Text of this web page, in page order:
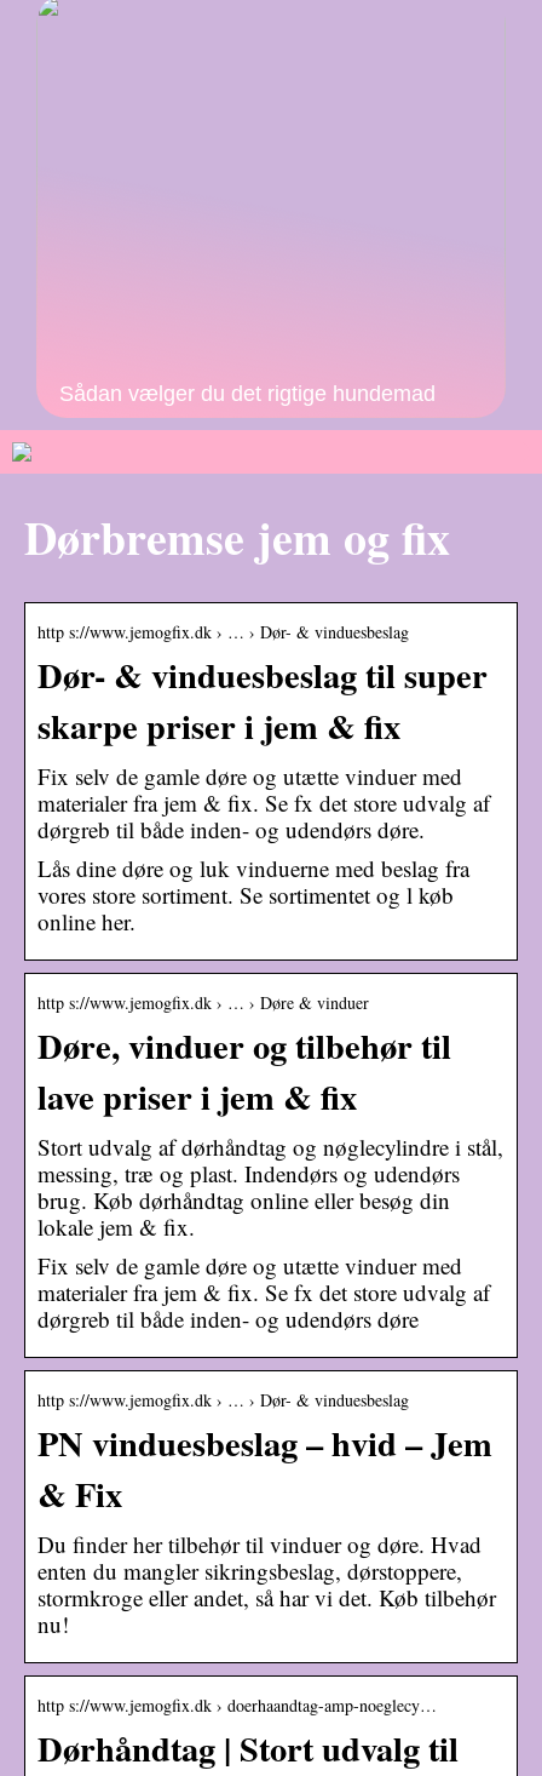
Sådan vælger du det rigtige hundemad
Dørbremse jem og fix
http s://www.jemogfix.dk › … › Dør- & vinduesbeslag
Dør- & vinduesbeslag til super
skarpe priser i jem & fix
Fix selv de gamle døre og utætte vinduer med
materialer fra jem & fix. Se fx det store udvalg af
dørgreb til både inden- og udendørs døre.
Lås dine døre og luk vinduerne med beslag fra
vores store sortiment. Se sortimentet og l køb
online her.
http s://www.jemogfix.dk › … › Døre & vinduer
Døre, vinduer og tilbehør til
lave priser i jem & fix
Stort udvalg af dørhåndtag og nøglecylindre i stål,
messing, træ og plast. Indendørs og udendørs
brug. Køb dørhåndtag online eller besøg din
lokale jem & fix.
Fix selv de gamle døre og utætte vinduer med
materialer fra jem & fix. Se fx det store udvalg af
dørgreb til både inden- og udendørs døre
http s://www.jemogfix.dk › … › Dør- & vinduesbeslag
PN vinduesbeslag – hvid – Jem
& Fix
Du finder her tilbehør til vinduer og døre. Hvad
enten du mangler sikringsbeslag, dørstoppere,
stormkroge eller andet, så har vi det. Køb tilbehør
nu!
http s://www.jemogfix.dk › doerhaandtag-amp-noeglecy…
Dørhåndtag | Stort udvalg til